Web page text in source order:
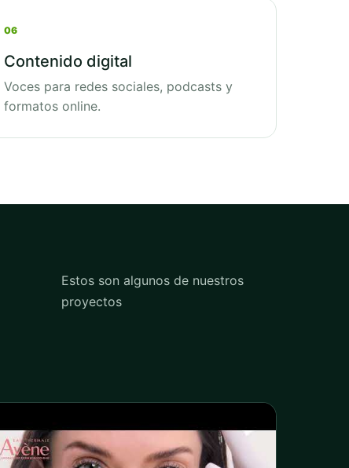
06
Contenido digital
Voces para redes sociales, podcasts y
formatos online.
Estos son algunos de nuestros
proyectos